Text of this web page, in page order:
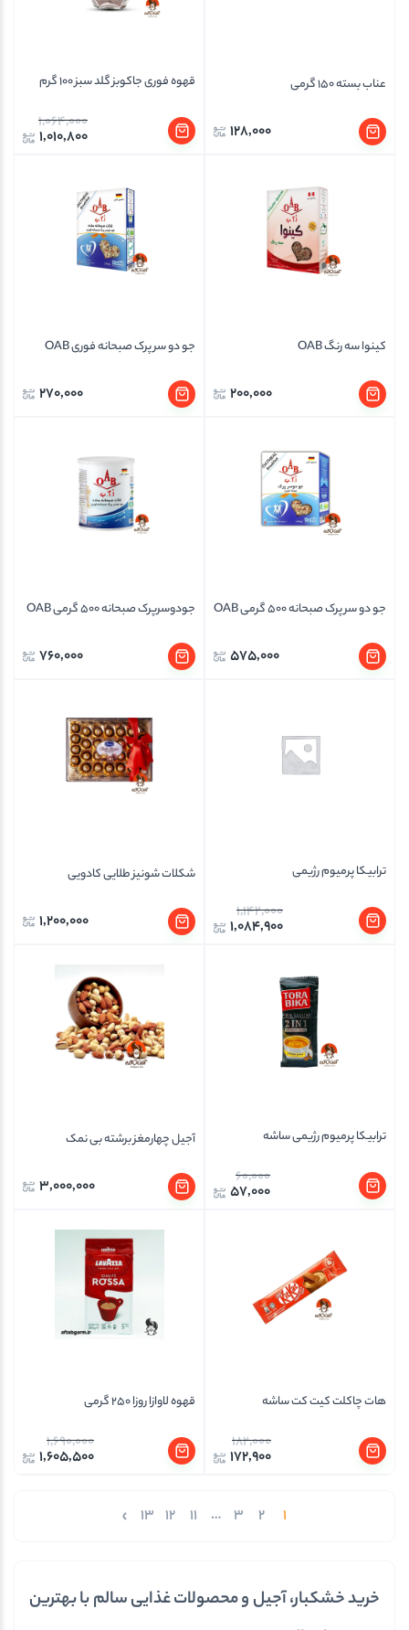
عناب بسته 150 گرمی
128,000
قهوه فوری جاکوبز گلد سبز 100 گرم
1,064,000
1,010,800
کینوا سه رنگ OAB
200,000
جو دو سر پرک صبحانه فوری OAB
270,000
جو دو سر پرک صبحانه 500 گرمی OAB
575,000
جودوسرپرک صبحانه 500 گرمی OAB
760,000
ترابیکا پرمیوم رژیمی
1,142,000
1,084,900
شکلات شونیز طلایی کادویی
1,200,000
ترابیکا پرمیوم رژیمی ساشه
60,000
57,000
آجیل چهارمغز برشته بی نمک
3,000,000
هات چاکلت کیت کت ساشه
182,000
172,900
قهوه لاوازا روزا 250 گرمی
1,690,000
1,605,500
1
2
3
…
11
12
13
خرید خشکبار، آجیل و محصولات غذایی سالم با بهترین